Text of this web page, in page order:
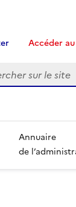
Accéder
Annuaire
de